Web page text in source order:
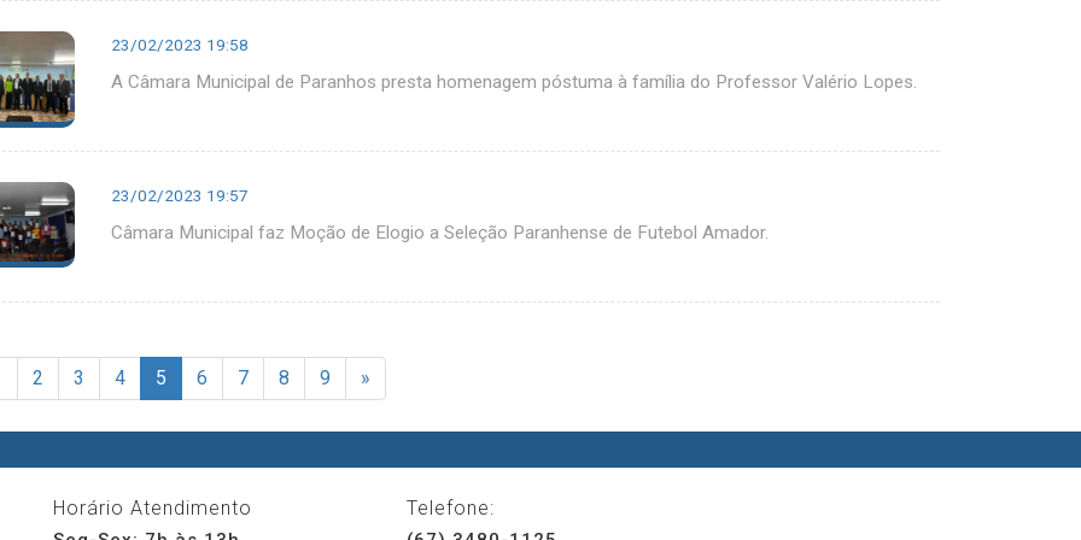
23/02/2023 19:58
A Câmara Municipal de Paranhos presta homenagem póstuma à família do Professor Valério Lopes.
23/02/2023 19:57
Câmara Municipal faz Moção de Elogio a Seleção Paranhense de Futebol Amador.
2 3 4 5 6 7 8 9 »
Horário Atendimento Telefone: